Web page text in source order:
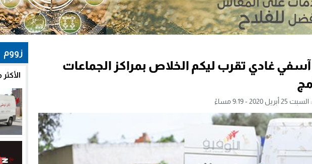
غادي تقرب ليكم الخلاص بمراكز الجماعات
2020 - 9:19 مساءً
زووم